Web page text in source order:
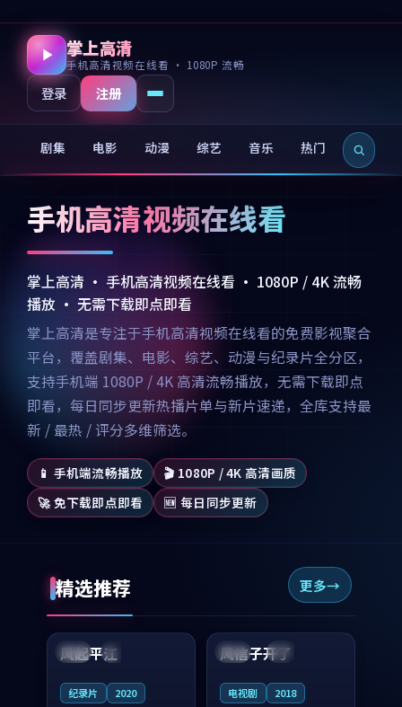
掌上高清
手机高清视频在线看 · 1080P 流畅
登录 注册
剧集 电影 动漫 综艺 音乐 热门 新片
手机高清视频在线看
掌上高清 · 手机高清视频在线看 · 1080P / 4K 流畅
播放 · 无需下载即点即看
掌上高清是专注于手机高清视频在线看的免费影视聚合
平台，覆盖剧集、电影、综艺、动漫与纪录片全分区，
支持手机端 1080P / 4K 高清流畅播放，无需下载即点
即看，每日同步更新热播片单与新片速递，全库支持最
新 / 最热 / 评分多维筛选。
📱 手机端流畅播放
🎬 1080P / 4K 高清画质
🚀 免下载即点即看
🆕 每日同步更新
精选推荐 更多
美国 完结
99:07
风起平江
纪录片 2020
法国 4K
99:21
风信子开了
电视剧 2018